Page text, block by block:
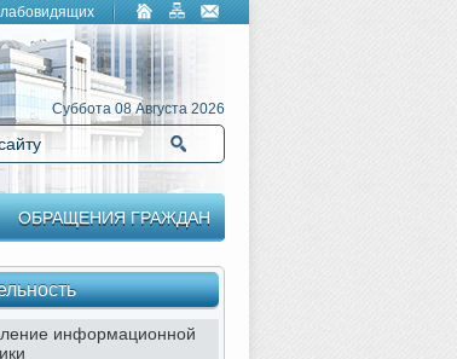
Суббота 08 Августа 2026
ОБРАЩЕНИЯ ГРАЖДАН
информационной